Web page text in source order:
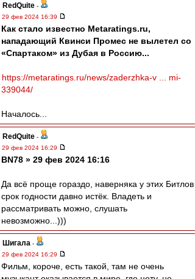
RedQuite -
29 фев 2024 16:39
Как стало известно Metaratings.ru,
нападающий Квинси Промес не вылетел со
«Спартаком» из Дубая в Россию...
https://metaratings.ru/news/zaderzhka-v ... mi-
339044/
Началось...
RedQuite -
29 фев 2024 16:29
BN78 » 29 фев 2024 16:16
Да всё проще гораздо, наверняка у этих Битлов
срок годности давно истёк. Владеть и
рассматривать можно, слушать
невозможно...)))
Шигала -
29 фев 2024 16:29
Фильм, короче, есть такой, там не очень